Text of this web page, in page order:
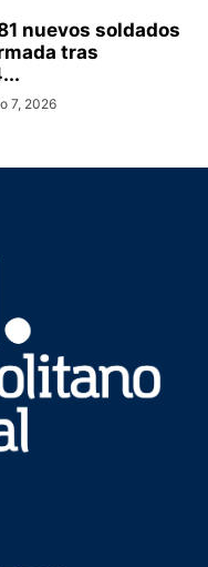
nuevos soldados
tras
7, 2026